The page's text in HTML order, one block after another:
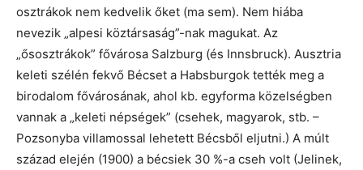
osztrákok nem kedvelik őket (ma sem). Nem hiába
nevezik „alpesi köztársaság”-nak magukat. Az
„ősosztrákok” fővárosa Salzburg (és Innsbruck). Ausztria
keleti szélén fekvő Bécset a Habsburgok tették meg a
birodalom fővárosának, ahol kb. egyforma közelségben
vannak a „keleti népségek” (csehek, magyarok, stb. –
Pozsonyba villamossal lehetett Bécsből eljutni.) A múlt
század elején (1900) a bécsiek 30 %-a cseh volt (Jelinek,